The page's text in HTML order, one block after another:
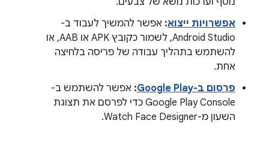
אפשרויות ייצוא: אפשר להמשיך לעבוד ב-
Android Studio, לשמור כקובץ APK או AAB, או
להשתמש בתהליך עבודה של פריסה בלחיצה
אחת.
פרסום ב-Google Play
: אפשר להשתמש ב-
Google Play Console כדי לפרסם את תצוגת
השעון מ-Watch Face Designer.